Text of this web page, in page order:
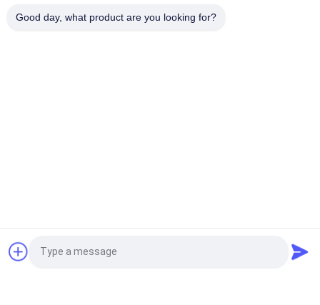
en 2 mm tot 30 mm dikte voor zware bewaking
TelecommunicatietorensVraag een offerte aan
Good day, what product are you looking for?